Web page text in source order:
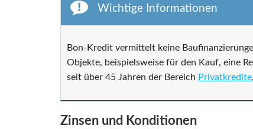
Wichtige Informationen
Bon-Kredit vermittelt keine
Objekte, beispielsweise für den Kauf, eine
seit über 45 Jahren der Bereich Privatkredite
Zinsen und Konditionen